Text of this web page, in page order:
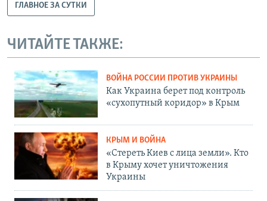
ГЛАВНОЕ ЗА СУТКИ
ЧИТАЙТЕ ТАКЖЕ:
ВОЙНА РОССИИ ПРОТИВ УКРАИНЫ
Как Украина берет под контроль
«сухопутный коридор» в Крым
КРЫМ И ВОЙНА
«Стереть Киев с лица земли». Кто
в Крыму хочет уничтожения
Украины